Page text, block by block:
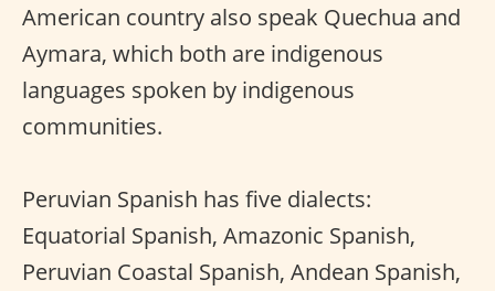
American country also speak Quechua and
Aymara, which both are indigenous
languages spoken by indigenous
communities.
Peruvian Spanish has five dialects:
Equatorial Spanish, Amazonic Spanish,
Peruvian Coastal Spanish, Andean Spanish,